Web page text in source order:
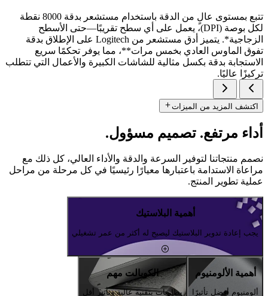
تتبع بمستوى عالٍ من الدقة باستخدام مستشعر بدقة 8000 نقطة
لكل بوصة (DPI)، يعمل على أي سطح تقريبًا—حتى الأسطح
الزجاجية*. يتميز أدق مستشعر من Logitech على الإطلاق بدقة
تفوق الماوس العادي بخمس مرات**، مما يوفر تحكمًا سريع
الاستجابة بدقة بكسل مثالية للشاشات الكبيرة والأعمال التي تتطلب
تركيزًا عاليًا.
اكتشف المزيد من الميزات
أداء مرتفع. تصميم مسؤول.
نصمم منتجاتنا لتوفير السرعة والدقة والأداء العالي، كل ذلك مع
مراعاة الاستدامة باعتبارها معيارًا رئيسيًا في كل مرحلة من مراحل
عملية تطوير المنتج.
أهمية البلاستيك
يجب إعادة تدوير البلاستيك ليصبح له أكثر من عمر تشغيلي
أهمية الألومنيوم
ألومنيوم أفضل تأثيرًا
الكوبالت مهم
بطاريات بتقنية عالية وتأثير أقل